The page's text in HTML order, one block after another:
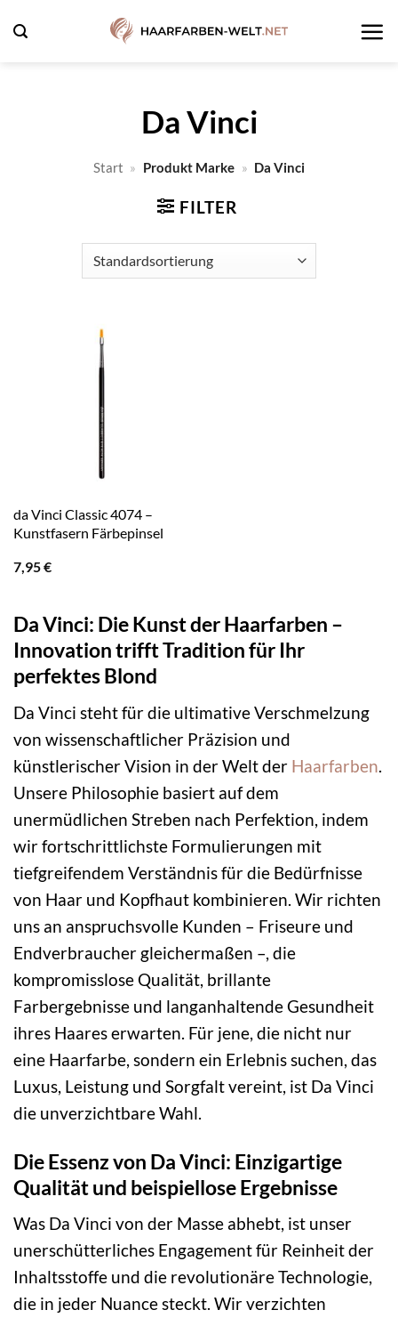
Inhalt
Da Vinci
Start » Produkt Marke » Da Vinci
FILTER
da Vinci Classic 4074 –
Kunstfasern Färbepinsel
7,95€
Da Vinci: Die Kunst der Haarfarben –
Innovation trifft Tradition für Ihr
perfektes Blond
Da Vinci steht für die ultimative Verschmelzung
von wissenschaftlicher Präzision und
künstlerischer Vision in der Welt der Haarfarben.
Unsere Philosophie basiert auf dem
unermüdlichen Streben nach Perfektion, indem
wir fortschrittlichste Formulierungen mit
tiefgreifendem Verständnis für die Bedürfnisse
von Haar und Kopfhaut kombinieren. Wir richten
uns an anspruchsvolle Kunden – Friseure und
Endverbraucher gleichermaßen –, die
kompromisslose Qualität, brillante
Farbergebnisse und langanhaltende Gesundheit
ihres Haares erwarten. Für jene, die nicht nur
eine Haarfarbe, sondern ein Erlebnis suchen, das
Luxus, Leistung und Sorgfalt vereint, ist Da Vinci
die unverzichtbare Wahl.
Die Essenz von Da Vinci: Einzigartige
Qualität und beispiellose Ergebnisse
Was Da Vinci von der Masse abhebt, ist unser
unerschütterliches Engagement für Reinheit der
Inhaltsstoffe und die revolutionäre Technologie,
die in jeder Nuance steckt. Wir verzichten